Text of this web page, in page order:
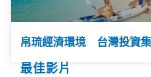
帛琉經濟環境 台灣投資
最佳影片